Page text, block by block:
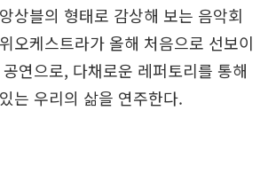
상블의 형태로 감상해 보는 음악회
오케스트라가 올해 처음으로 선보이
연으로, 다채로운 레퍼토리를 통해
는 우리의 삶을 연주한다.